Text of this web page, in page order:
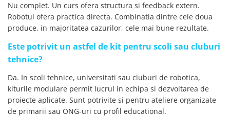
Nu complet. Un curs ofera structura si feedback extern.
Robotul ofera practica directa. Combinatia dintre cele doua
produce, in majoritatea cazurilor, cele mai bune rezultate.
Este potrivit un astfel de kit pentru scoli sau cluburi
tehnice?
Da. In scoli tehnice, universitati sau cluburi de robotica,
kiturile modulare permit lucrul in echipa si dezvoltarea de
proiecte aplicate. Sunt potrivite si pentru ateliere organizate
de primarii sau ONG-uri cu profil educational.